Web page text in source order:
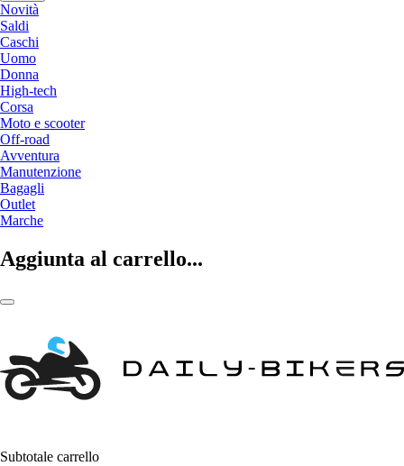
Novità
Saldi
Caschi
Uomo
Donna
High-tech
Corsa
Moto e scooter
Off-road
Avventura
Manutenzione
Bagagli
Outlet
Marche
Aggiunta al carrello...
Subtotale carrello